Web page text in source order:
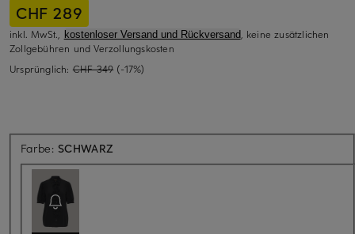
CHF 289
inkl. MwSt., kostenloser Versand und Rückversand, keine zusätzlichen
Zollgebühren und Verzollungskosten
Ursprünglich: CHF 349 (-17%)
Farbe: SCHWARZ